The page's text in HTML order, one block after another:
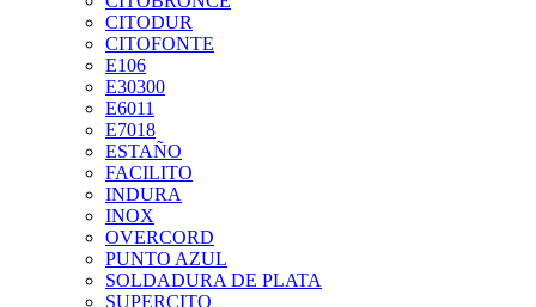
CITODUR
CITOFONTE
E106
E30300
E6011
E7018
ESTAÑO
FACILITO
INDURA
INOX
OVERCORD
PUNTO AZUL
SOLDADURA DE PLATA
SUPERCITO